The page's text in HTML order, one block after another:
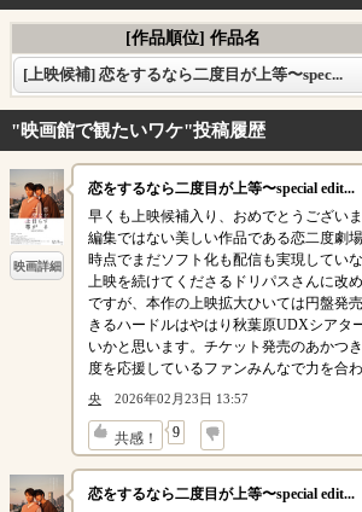
[作品順位] 作品名
[上映候補] 恋をするなら二度目が上等〜spec...
"映画館で観たいワケ"投稿履歴
映画詳細
恋をするなら二度目が上等〜special edit...
早くも上映候補入り、おめでとうござい
編集ではない美しい作品である恋二度劇
時点でまだソフト化も配信も実現してい
上映を続けてくださるドリパスさんに改
ですが、本作の上映拡大ひいては円盤発
きるハードルはやはり秋葉原UDXシアタ
いかと思います。チケット発売のあかつ
度を応援しているファンみんなで力を合
央 2026年02月23日 13:57
共感！ 9
↓
恋をするなら二度目が上等〜special edit...